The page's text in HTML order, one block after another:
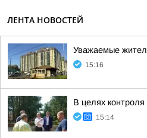
ЛЕНТА НОВОСТЕЙ
Уважаемые
15:16
В целях
15:14